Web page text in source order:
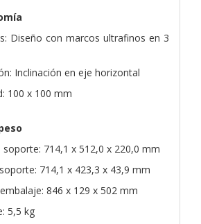
Diseño con marcos ultrafinos en 3
Inclinación en eje horizontal
100 x 100 mm
714,1 x 512,0 x 220,0 mm
714,1 x 423,3 x 43,9 mm
846 x 129 x 502 mm
5,5 kg